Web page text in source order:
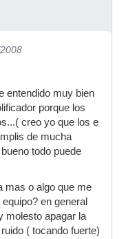
entendido muy bien
porque los
creo yo que los e
de mucha
todo puede
mas o algo que me
en general
molesto apagar la
( tocando fuerte)